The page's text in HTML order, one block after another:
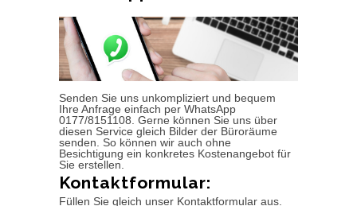
Senden Sie uns unkompliziert und bequem
Ihre Anfrage einfach per WhatsApp
0177/8151108. Gerne können Sie uns über
diesen Service gleich Bilder der Büroräume
senden. So können wir auch ohne
Besichtigung ein konkretes Kostenangebot für
Sie erstellen.
Kontaktformular:
Füllen Sie gleich unser Kontaktformular aus.